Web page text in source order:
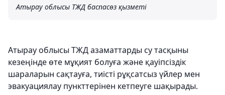
Атырау облысы ТЖД баспасөз қызметі
Атырау облысы ТЖД азаматтарды су тасқыны
кезеңінде өте мұқият болуға және қауіпсіздік
шараларын сақтауға, тиісті рұқсатсыз үйлер мен
эвакуациялау пункттерінен кетпеуге шақырады.